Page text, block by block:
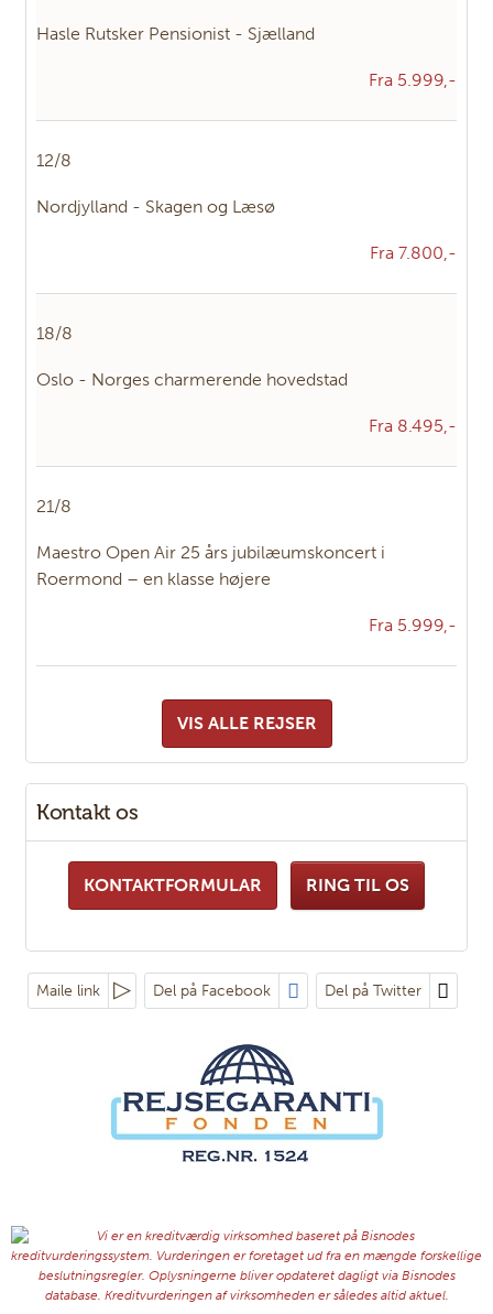
Hasle Rutsker Pensionist - Sjælland
Fra 5.999,-
12/8
Nordjylland - Skagen og Læsø
Fra 7.800,-
18/8
Oslo - Norges charmerende hovedstad
Fra 8.495,-
21/8
Maestro Open Air 25 års jubilæumskoncert i
Roermond – en klasse højere
Fra 5.999,-
VIS ALLE REJSER
Kontakt os
KONTAKTFORMULAR RING TIL OS
Maile link Del på Facebook Del på Twitter
Følg os på